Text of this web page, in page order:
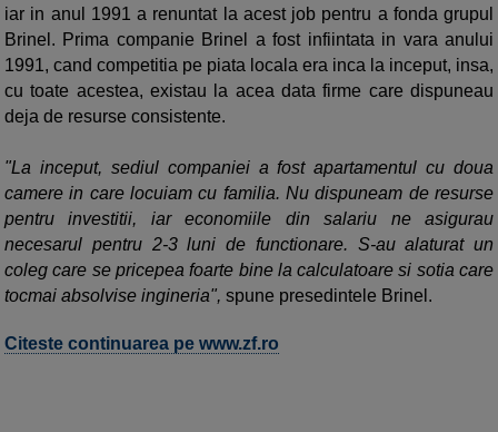
iar in anul 1991 a renuntat la acest job pentru a fonda grupul
Brinel. Prima companie Brinel a fost infiintata in vara anului
1991, cand competitia pe piata locala era inca la inceput, insa,
cu toate acestea, existau la acea data firme care dispuneau
deja de resurse consistente.
"La inceput, sediul companiei a fost apartamentul cu doua
camere in care locuiam cu familia. Nu dispuneam de resurse
pentru investitii, iar economiile din salariu ne asigurau
necesarul pentru 2-3 luni de functionare. S-au alaturat un
coleg care se pricepea foarte bine la calculatoare si sotia care
tocmai absolvise ingineria", spune presedintele Brinel.
Citeste continuarea pe www.zf.ro